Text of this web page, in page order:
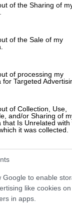
or usage
to Google and its
specified
of the Sharing of
of the Sale of my
of processing my
Targeted
of Collection, Use,
and/or Sharing of
that Is Unrelated with
it was collected.
Google to enable
like cookies
in apps.
ξαφνικούς
Πανελλήνιο ! Το
άφησε το
έκρυβε
πως οι
θα
λάθος! Τι
από 60
έχουν
στο